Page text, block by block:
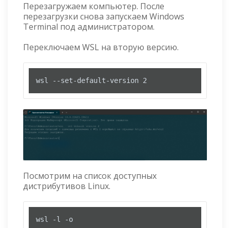
Перезагружаем компьютер. После
перезагрузки снова запускаем Windows
Terminal под администратором.
Переключаем WSL на вторую версию.
wsl --set-default-version 2
Посмотрим на список доступных
дистрибутивов Linux.
wsl -l -o